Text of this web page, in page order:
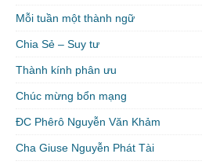
Mỗi tuần một thành ngữ
Chia Sẻ – Suy tư
Thành kính phân ưu
Chúc mừng bổn mạng
ĐC Phêrô Nguyễn Văn Khảm
Cha Giuse Nguyễn Phát Tài